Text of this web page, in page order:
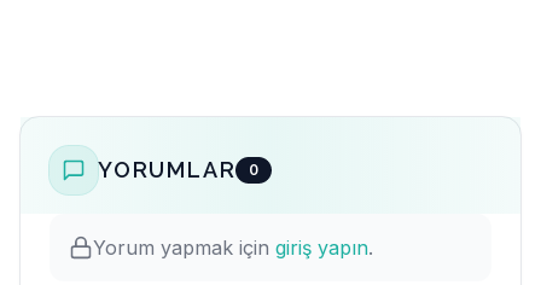
YORUMLAR 0
Yorum yapmak için giriş yapın.